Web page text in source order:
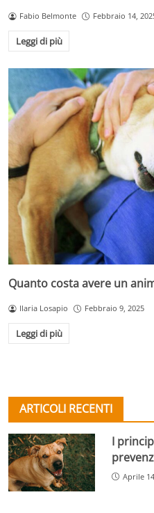
Fabio Belmonte Febbraio 14,
Leggi di più
Quanto costa avere un
Ilaria Losapio Febbraio 9, 2025
Leggi di più
ARTICOLI RECENTI
I
Aprile